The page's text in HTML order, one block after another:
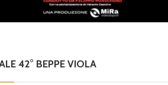
42° BEPPE VIOLA